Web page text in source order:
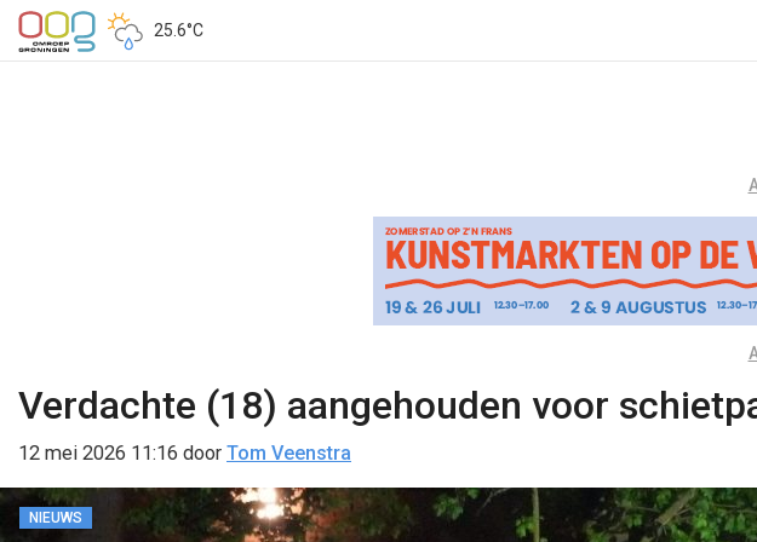
25.6°C
Verdachte (18) aangehouden voor
12 mei 2026 11:16 door Tom Veenstra
NIEUWS